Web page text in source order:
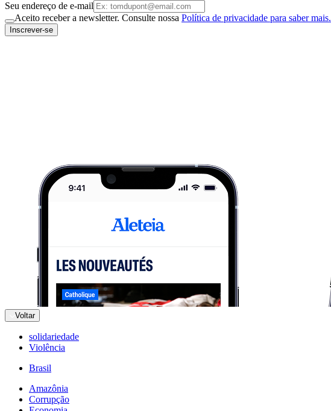
Seu endereço de e-mail
Aceito receber a newsletter. Consulte nossa Política de privacidade para saber mais.
Inscrever-se
Voltar
solidariedade
Violência
Brasil
Amazônia
Corrupção